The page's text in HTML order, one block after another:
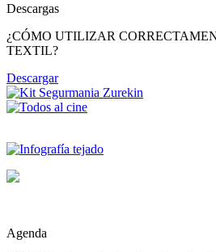
Descargas
¿CÓMO UTILIZAR
TEXTIL?
Descargar
Agenda